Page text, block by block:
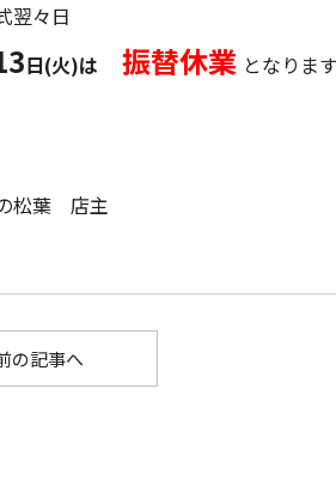
翌々日
日(火)は 振替休業 となりま
松葉 店主
の記事へ